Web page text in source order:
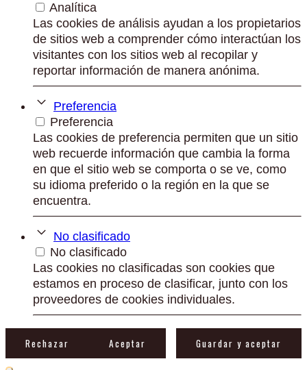
Analítica
Las cookies de análisis ayudan a los propietarios
de sitios web a comprender cómo interactúan los
visitantes con los sitios web al recopilar y
reportar información de manera anónima.
Preferencia
Preferencia
Las cookies de preferencia permiten que un sitio
web recuerde información que cambia la forma
en que el sitio web se comporta o se ve, como
su idioma preferido o la región en la que se
encuentra.
No clasificado
No clasificado
Las cookies no clasificadas son cookies que
estamos en proceso de clasificar, junto con los
proveedores de cookies individuales.
Rechazar Aceptar Guardar y aceptar